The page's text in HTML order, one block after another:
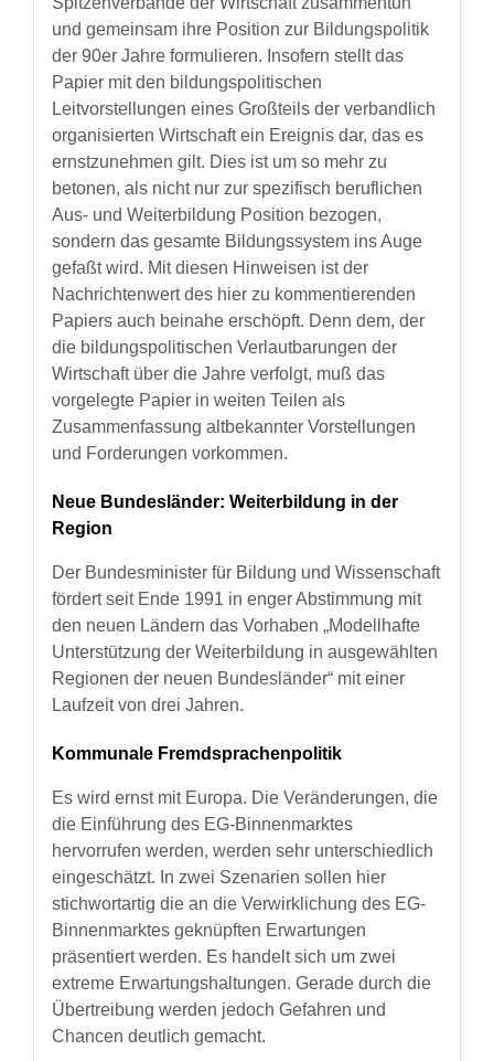
und gemeinsam ihre Position zur Bildungspolitik
der 90er Jahre formulieren. Insofern stellt das
Papier mit den bildungspolitischen
Leitvorstellungen eines Großteils der verbandlich
organisierten Wirtschaft ein Ereignis dar, das es
ernstzunehmen gilt. Dies ist um so mehr zu
betonen, als nicht nur zur spezifisch beruflichen
Aus- und Weiterbildung Position bezogen,
sondern das gesamte Bildungssystem ins Auge
gefaßt wird. Mit diesen Hinweisen ist der
Nachrichtenwert des hier zu kommentierenden
Papiers auch beinahe erschöpft. Denn dem, der
die bildungspolitischen Verlautbarungen der
Wirtschaft über die Jahre verfolgt, muß das
vorgelegte Papier in weiten Teilen als
Zusammenfassung altbekannter Vorstellungen
und Forderungen vorkommen.
Neue Bundesländer: Weiterbildung in der
Region
Der Bundesminister für Bildung und Wissenschaft
fördert seit Ende 1991 in enger Abstimmung mit
den neuen Ländern das Vorhaben „Modellhafte
Unterstützung der Weiterbildung in ausgewählten
Regionen der neuen Bundesländer“ mit einer
Laufzeit von drei Jahren.
Kommunale Fremdsprachenpolitik
Es wird ernst mit Europa. Die Veränderungen, die
die Einführung des EG-Binnenmarktes
hervorrufen werden, werden sehr unterschiedlich
eingeschätzt. In zwei Szenarien sollen hier
stichwortartig die an die Verwirklichung des EG-
Binnenmarktes geknüpften Erwartungen
präsentiert werden. Es handelt sich um zwei
extreme Erwartungshaltungen. Gerade durch die
Übertreibung werden jedoch Gefahren und
Chancen deutlich gemacht.